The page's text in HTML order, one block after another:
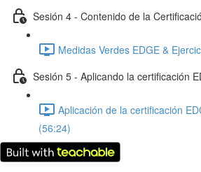
Sesión 4 - Contenido de la
Medidas Verdes EDGE &
Sesión 5 - Aplicando la certificación
Aplicación de la certificación
(56:24)